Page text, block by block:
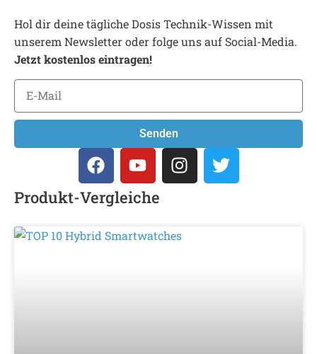
Hol dir deine tägliche Dosis Technik-Wissen mit
unserem Newsletter oder folge uns auf Social-Media.
Jetzt kostenlos eintragen!
Senden
Produkt-Vergleiche